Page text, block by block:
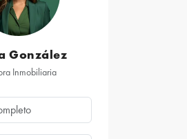
González
Inmobiliaria